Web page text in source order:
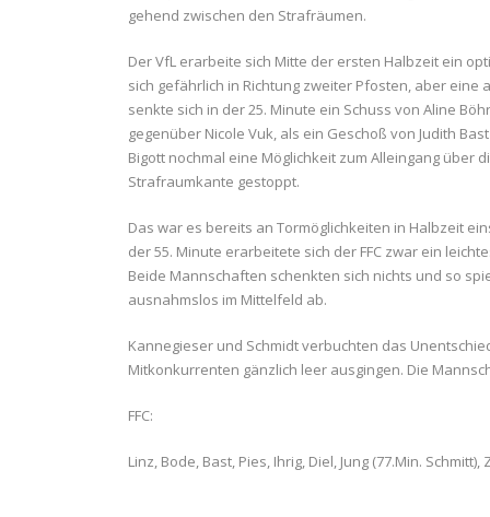
gehend zwischen den Strafräumen.
Der VfL erarbeite sich Mitte der ersten Halbzeit ein
sich gefährlich in Richtung zweiter Pfosten, aber eine
senkte sich in der 25. Minute ein Schuss von Aline
gegenüber Nicole Vuk, als ein Geschoß von Judith
Bigott nochmal eine Möglichkeit zum Alleingang über
Strafraumkante gestoppt.
Das war es bereits an Tormöglichkeiten in Halbzeit
der 55. Minute erarbeitete sich der FFC zwar ein
Beide Mannschaften schenkten sich nichts und so
ausnahmslos im Mittelfeld ab.
Kannegieser und Schmidt verbuchten das
Mitkonkurrenten gänzlich leer ausgingen. Die
FFC:
Linz, Bode, Bast, Pies, Ihrig, Diel, Jung (77.Min.